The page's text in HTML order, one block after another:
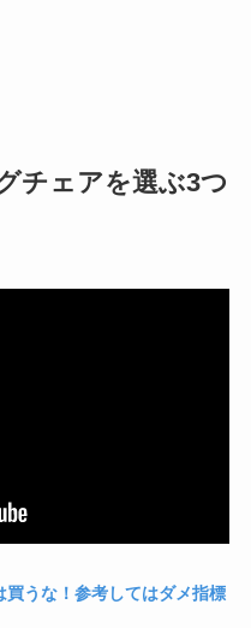
チェアを選ぶ3つ
買うな！参考してはダメ指標